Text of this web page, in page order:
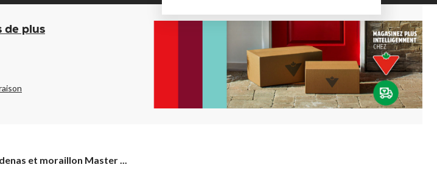
de plus
et moraillon Master ...